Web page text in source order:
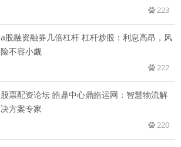
223
a股融资融券几倍杠杆 杠杆炒股：利息高昂，风
险不容小觑
222
股票配资论坛 皓鼎中心鼎皓运网：智慧物流解
决方案专家
220